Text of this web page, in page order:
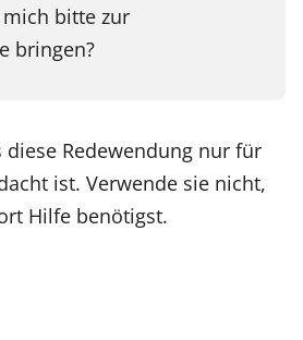
bitte zur
bringen?
diese Redewendung nur für
ist. Verwende sie nicht,
Hilfe benötigst.